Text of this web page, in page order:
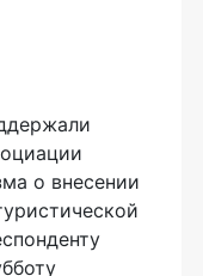
о внесении